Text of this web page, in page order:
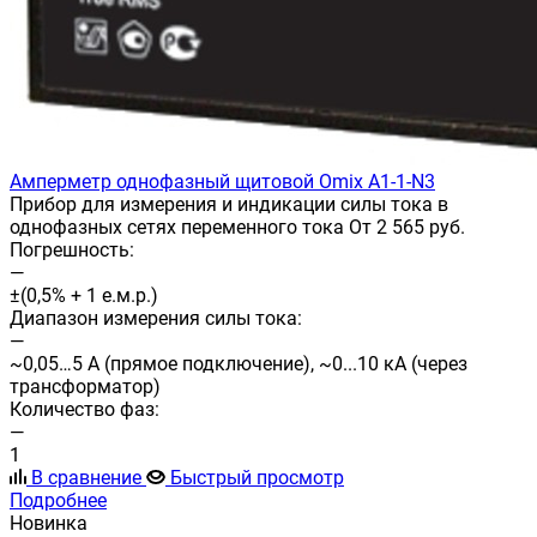
Амперметр однофазный щитовой Omix A1-1-N3
Прибор для измерения и индикации силы тока в
однофазных сетях переменного тока От 2 565 руб.
Погрешность:
—
±(0,5% + 1 е.м.р.)
Диапазон измерения силы тока:
—
~0,05…5 А (прямое подключение), ~0...10 кА (через
трансформатор)
Количество фаз:
—
1
В сравнение
Быстрый просмотр
Подробнее
Новинка